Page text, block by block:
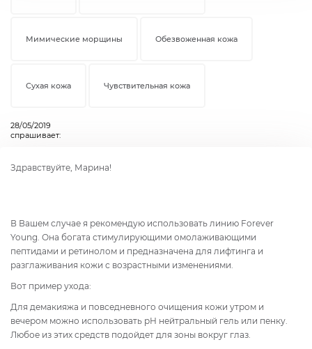
Мимические морщины Обезвоженная кожа
Сухая кожа Чувствительная кожа
28/05/2019
спрашивает:
Здравствуйте, Марина!
В Вашем случае я рекомендую использовать линию Forever
Young. Она богата стимулирующими омолаживающими
пептидами и ретинолом и предназначена для лифтинга и
разглаживания кожи с возрастными изменениями.
Вот пример ухода:
Для демакияжа и повседневного очищения кожи утром и
вечером можно использовать рН нейтральный гель или пенку.
Любое из этих средств подойдет для зоны вокруг глаз.